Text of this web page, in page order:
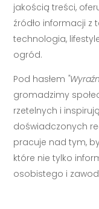
jakością treści,
źródło informacji z
technologia,
ogród.
Pod hasłem
gromadzimy
rzetelnych i
doświadczonych
pracuje nad tym,
które nie tylko
osobistego i